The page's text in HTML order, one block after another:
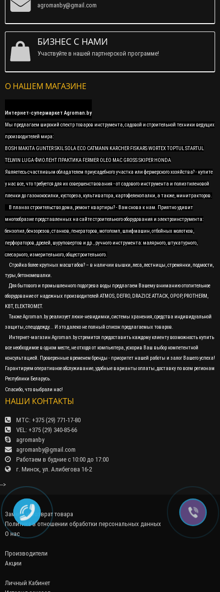
agromanby@gmail.com
БИЗНЕС С НАМИ
Участвуйте в нашей партнерской программе!
О НАШЕМ МАГАЗИНЕ
Интернет-супермаркет Agroman.by
Мы предлагаем широкий спектр товаров инструмента, садовой и строительной техники ведущих
производителей мира:
BOSH MAKITA GUNTER SKIL SOLA ECO CATMANN KARCHER FISKARS WORTEX TOPTUL STARTUL
TELWIN LUGA ФИОЛЕНТ ПРАКТИКА FERMER OLEO MAC GROSS SKIPER HONDA
Являетесь счастливым обладателем приусадебного участка или фермерского хозяйства? - купите
у нас все, что требуется для их совершенствования - от садового инструмента и полиэтиленовой
пленки до газонокосилки, кустореза, культиватора, картофелекопалки, а также, минитракторов.
В планах строительство дома, ремонт квартиры? - Вам снова к нам. Приятно удивит
многообразие представленных на сайте строительного оборудования и электроинструмента:
бензопил, бензорезов, станков, генераторов, мотопомп, шлифмашин, отбойных молотков,
перфораторов, дрелей, шуруповертов и др., ручного инструмента: малярного, штукатурного,
слесарного, измерительного, общестроительного.
Стройка более крупных масштабов? – в наличии вышки, леса, лестницы, стремянки, подмости,
туры, бетономешалки.
Для бытового и промышленного подогрева воды предлагаем Вашему вниманию отопительное
оборудование от надежных производителей ATMOS, DEFRO, DRAZICE ATTACK, OPOP, PROTHERM,
KBT, ELEKTROMET.
Также Agroman.by реализует люки-невидимки, системы хранения, средства индивидуальной
защиты, спецодежду... И это далеко не полный список предлагаемых товаров.
Интернет-магазин Agroman.by стремится предоставить каждому клиенту возможность купить
все необходимое в одном месте, не отходя от компьютера, ускорив Ваш выбор компетентной
консультацией. Проверенные временем бренды - приоритет нашей работы и залог Вашего успеха!
Гарантируем оперативное обслуживание, удобные варианты оплаты, доставку по всем регионам
Республики Беларусь.
Спасибо, что выбрали нас!
НАШИ КОНТАКТЫ
МТС: +375 (29) 771-17-80
VEL: +375 (29) 340-85-66
agromanby
agromanby@gmail.com
Работаем в будние с 10:00 до 17:00
г. Минск, ул. Алибегова 16-2
-->
Замена и возврат товара
Политика в отношении обработки персональных данных
О нас
Производители
Акции
Личный Кабинет